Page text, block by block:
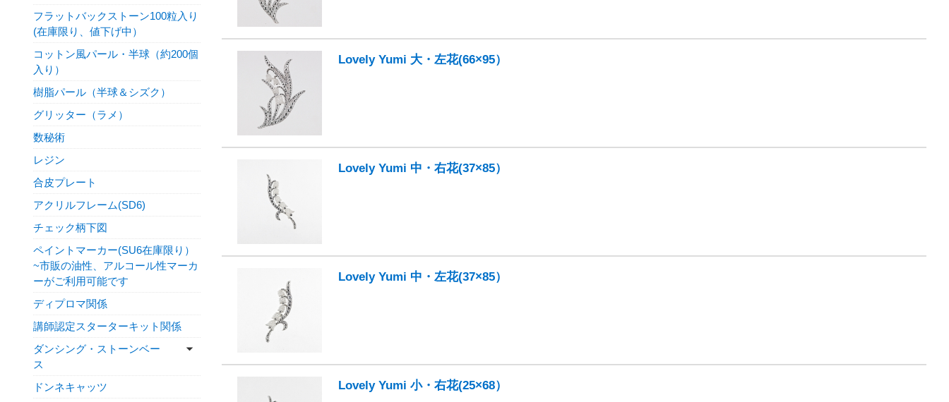
Lovely Yumi 大・左花(66×95）
Lovely Yumi 中・右花(37×85）
Lovely Yumi 中・左花(37×85）
Lovely Yumi 小・右花(25×68）
フラットバックストーン100粒入り
(在庫限り、値下げ中）
コットン風パール・半球（約200個
入り）
樹脂パール（半球＆シズク）
グリッター（ラメ）
数秘術
レジン
合皮プレート
アクリルフレーム(SD6)
チェック柄下図
ペイントマーカー(SU6在庫限り）
~市販の油性、アルコール性マーカ
ーがご利用可能です
ディプロマ関係
講師認定スターターキット関係
ダンシング・ストーンベー
ス
ドンネキャッツ